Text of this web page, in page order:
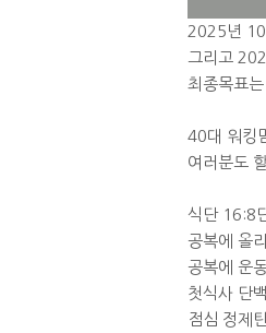
2025년 10
그리고
최종목표
40대 워킹
여러분도
식단 16:8
공복에 올
공복에 운
첫식사 단
점심 정제